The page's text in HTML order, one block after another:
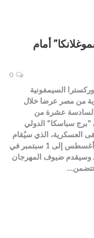
أمام
0
السيمفونية
من مصر عرضا خلال
السادسة عشرة من
سباسكا" الدولي
العسكرية، الذي سيُقام
من 23 أغسطس إلى 1 سبتمبر في
ضيوف المهرجان